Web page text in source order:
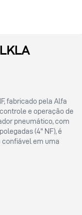
fabricado pela Alfa
e operação de
pneumático, com
(4" NF), é
em uma